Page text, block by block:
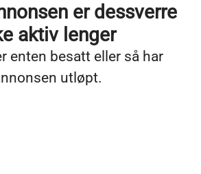
er dessverre
aktiv lenger
enten besatt eller så har
utløpt.